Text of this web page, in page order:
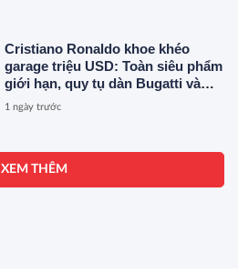
Cristiano Ronaldo khoe khéo
garage triệu USD: Toàn siêu phẩm
giới hạn, quy tụ dàn Bugatti và
Ferrari đắt đỏ
1 ngày trước
XEM THÊM